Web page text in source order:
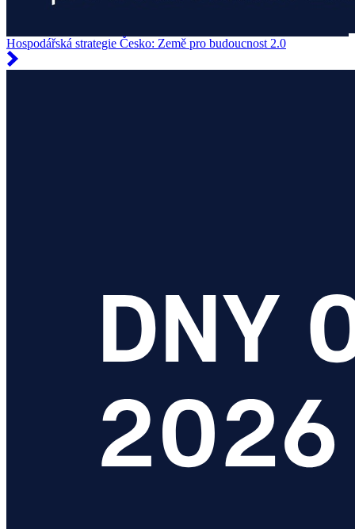
Hospodářská strategie Česko: Země pro budoucnost 2.0